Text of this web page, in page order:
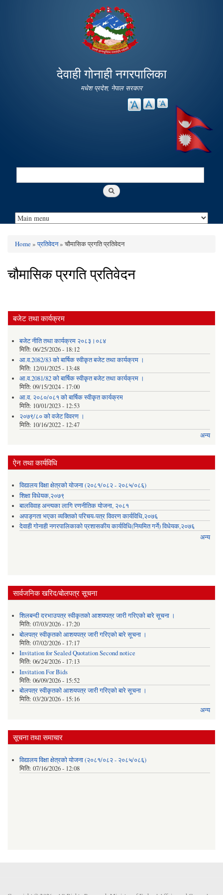
main
content
देवाही गोनाही नगरपालिका
मधेश प्रदेश, नेपाल सरकार
Search
You are here
Home»प्रतिवेदन» चौमासिक प्रगति प्रतिवेदन
चौमासिक प्रगति प्रतिवेदन
बजेट तथा कार्यक्रम
बजेट नीति तथा कार्यक्रम २०८३।०८४
मिति: 06/25/2026 - 18:12
आ.व.2082/83 को बार्षिक स्वीकृत बजेट तथा कार्यक्रम ।
मिति: 12/01/2025 - 13:48
आ.व.2081/82 को बार्षिक स्वीकृत बजेट तथा कार्यक्रम ।
मिति: 09/15/2024 - 17:00
आ.व. २०८०/०८१ को बार्षिक स्वीकृत कार्यक्रम
मिति: 10/01/2023 - 12:53
२०७९/८० को वजेट विवरण ।
मिति: 10/16/2022 - 12:47
अन्य
ऐन तथा कार्यविधि
विद्यालय विक्षा क्षेत्रको योजना (२०८१/०८२ - २०८५/०८६)
शिक्षा विधेयक,२०७९
बालविवाह अन्त्यका लागि रणनीतिक योजना, २०८१
अपाङ्गता भएका व्यक्तिको परिचय-पत्र विवरण कार्यविधि,२०७६
देवाही गोनाही नगरपालिकाको प्रशासकीय कार्यविधि(नियमित गर्ने) विधेयक,२०७६
अन्य
सार्वजनिक खरिद/बोलपत्र सूचना
शिलबन्दी दरभाउपत्र स्वीकृतको आशयपत्र जारी गरिएको बारे सूचना ।
मिति: 07/03/2026 - 17:20
बोलपत्र स्वीकृतको आशयपत्र जारी गरिएको बारे सूचना ।
मिति: 07/02/2026 - 17:17
Invitation for Sealed Quotation Second notice
मिति: 06/24/2026 - 17:13
Invitation For Bids
मिति: 06/09/2026 - 15:52
बोलपत्र स्वीकृतको आशयपत्र जारी गरिएको बारे सूचना ।
मिति: 03/20/2026 - 15:16
अन्य
सूचना तथा समाचार
विद्यालय विक्षा क्षेत्रको योजना (२०८१/०८२ - २०८५/०८६)
मिति: 07/16/2026 - 12:08